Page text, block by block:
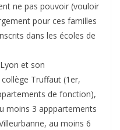
ne pas pouvoir (vouloir
pour ces familles
dans les écoles de
et son
Truffaut (1er,
de fonction),
moins 3 apppartements
au moins 6